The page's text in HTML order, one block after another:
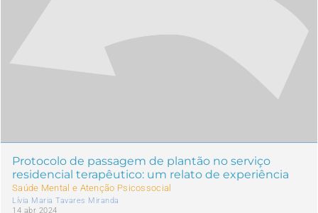
Protocolo de passagem de plantão no serviço
residencial terapêutico: um relato de experiência
Saúde Mental e Atenção Psicossocial
Lívia Maria Tavares Miranda
14 abr 2024